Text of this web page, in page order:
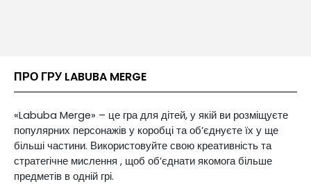
ПРО ГРУ LABUBA MERGE
«Labuba Merge» – це гра для дітей, у якій ви розміщуєте
популярних персонажів у коробці та об’єднуєте їх у ще
більші частини. Використовуйте свою креативність та
стратегічне мислення , щоб об’єднати якомога більше
предметів в одній грі.